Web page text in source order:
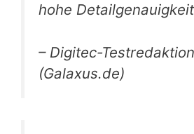
hohe
– Digitec-Testredaktion
(Galaxus.de)